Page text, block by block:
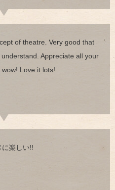
of theatre. Very good that
Appreciate all your
Love it lots!
楽しい!!